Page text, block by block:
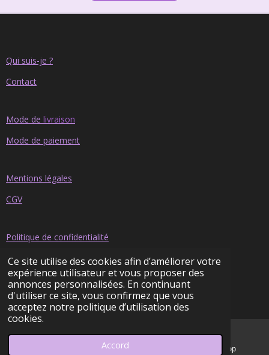
Ce site utilise des cookies afin d’améliorer votre
expérience utilisateur et vous proposer des
annonces personnalisées. En continuant
d'utiliser ce site, vous confirmez que vous
acceptez notre politique d’utilisation des
cookies.
Accord
Qui suis-je ?
Contact
Mode de livraison
Mode de paiement
Mentions légales
CGV
Politique de confidentialité
Avis clients
© 2022 - 2026 Eden Sublimation
Propulsé parWebador
Facebook WhatsApp